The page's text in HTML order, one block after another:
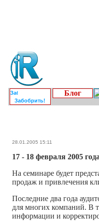
Забобрить!
Блог
28.01.2005 15:11
17 - 18 февраля 2005
На семинаре будет
продаж и привлечения
Последние два года
для многих компаний. В
информации и